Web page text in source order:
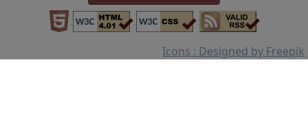
Icons : Designed by Freepik